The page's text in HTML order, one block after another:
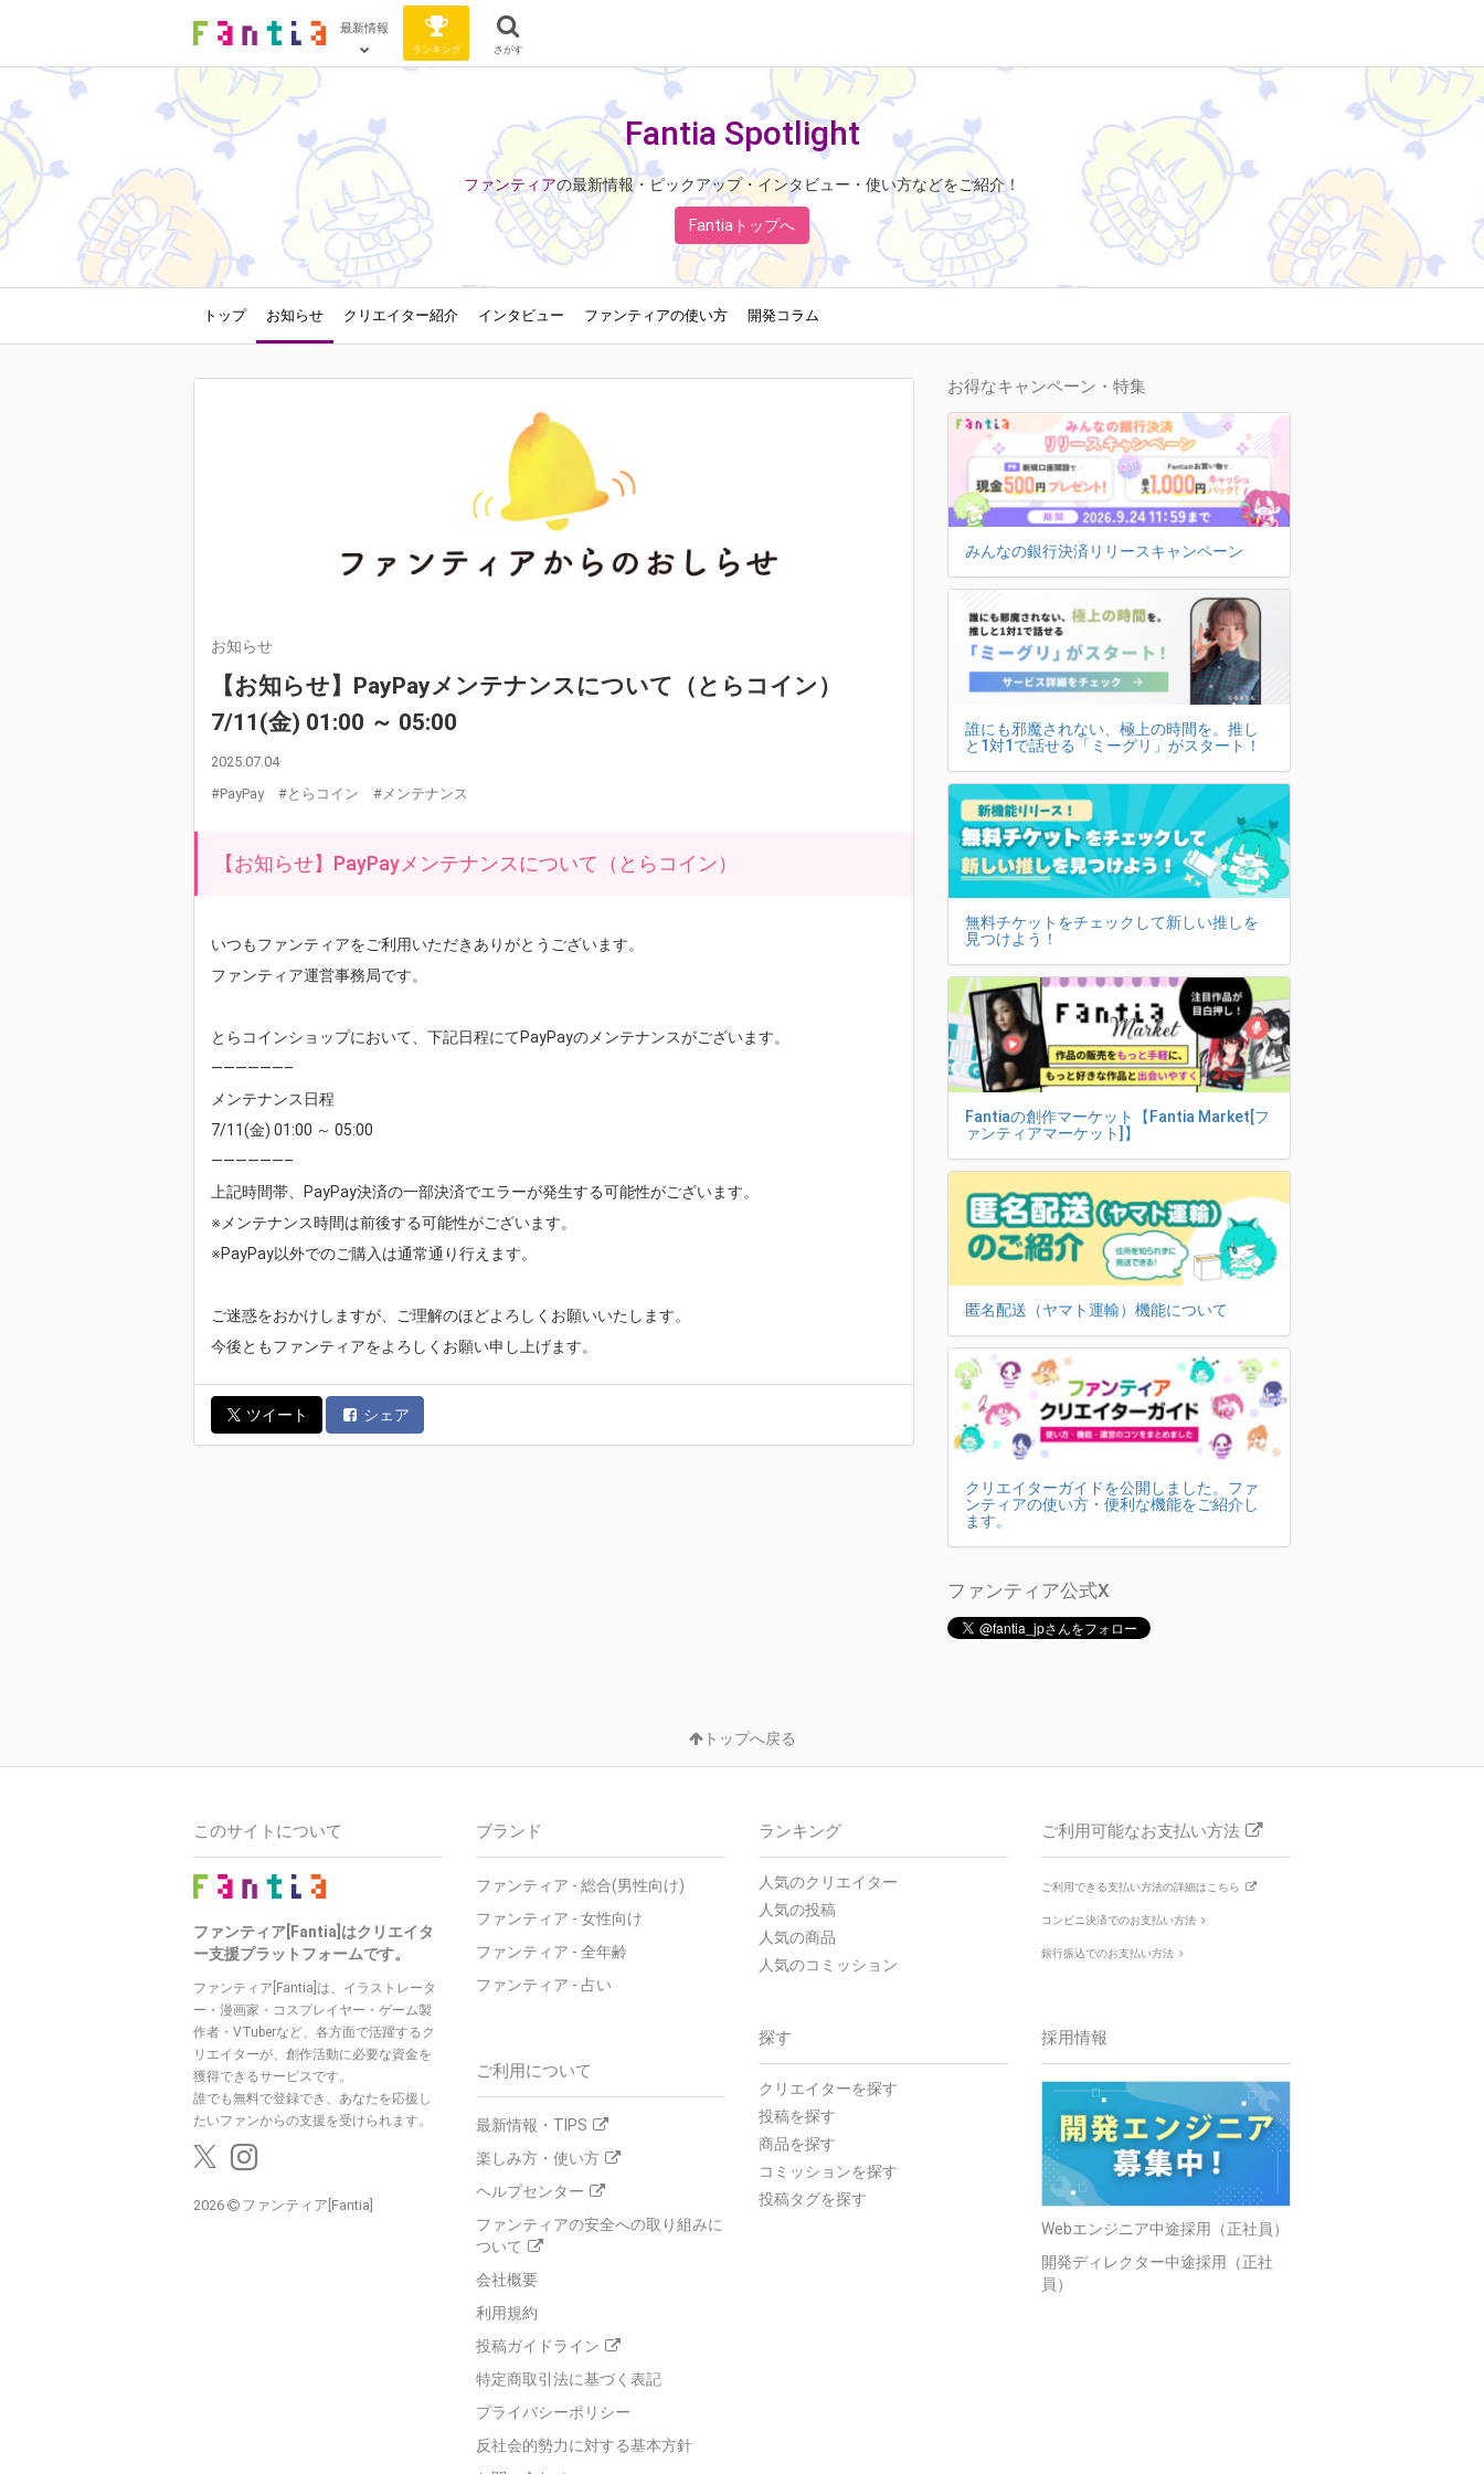
最新情報
ランキング さがす
Fantia Spotlight
ファンティアの最新情報・ピックアップ・インタビュー・使い方などをご紹介！
Fantiaトップへ
トップ お知らせ クリエイター紹介 インタビュー ファンティアの使い方 開発コラム
お知らせ
【お知らせ】PayPayメンテナンスについて（とらコイン）
7/11(金) 01:00 ～ 05:00
2025.07.04
#PayPay
#とらコイン #メンテナンス
【お知らせ】PayPayメンテナンスについて（とらコイン）
いつもファンティアをご利用いただきありがとうございます。
ファンティア運営事務局です。
とらコインショップにおいて、下記日程にてPayPayのメンテナンスがございます。
——————–
メンテナンス日程
7/11(金) 01:00 ～ 05:00
——————–
上記時間帯、PayPay決済の一部決済でエラーが発生する可能性がございます。
※メンテナンス時間は前後する可能性がございます。
※PayPay以外でのご購入は通常通り行えます。
ご迷惑をおかけしますが、ご理解のほどよろしくお願いいたします。
今後ともファンティアをよろしくお願い申し上げます。
ツイート シェア
お得なキャンペーン・特集
みんなの銀行決済リリースキャンペーン
誰にも邪魔されない、極上の時間を。推し
と1対1で話せる「ミーグリ」がスタート！
無料チケットをチェックして新しい推しを
見つけよう！
Fantiaの創作マーケット【Fantia Market[フ
ァンティアマーケット]】
匿名配送（ヤマト運輸）機能について
クリエイターガイドを公開しました。ファ
ンティアの使い方・便利な機能をご紹介し
ます。
ファンティア公式X
トップへ戻る
ブランド
ファンティア - 総合(男性向け)
ファンティア - 女性向け
ファンティア - 全年齢
ファンティア - 占い
ご利用について
最新情報・TIPS
楽しみ方・使い方
ヘルプセンター
ファンティアの安全への取り組みに
ついて
会社概要
利用規約
投稿ガイドライン
特定商取引法に基づく表記
プライバシーポリシー
反社会的勢力に対する基本方針
ランキング
人気のクリエイター
人気の投稿
人気の商品
人気のコミッション
探す
クリエイターを探す
投稿を探す
商品を探す
コミッションを探す
投稿タグを探す
ご利用可能なお支払い方法
ご利用できる支払い方法の詳細はこちら
コンビニ決済でのお支払い方法
銀行振込でのお支払い方法
採用情報
Webエンジニア中途採用（正社員）
開発ディレクター中途採用（正社
員）
このサイトについて
ファンティア[Fantia]はクリエイタ
ー支援プラットフォームです。
ファンティア[Fantia]は、イラストレータ
ー・漫画家・コスプレイヤー・ゲーム製
作者・VTuberなど、各方面で活躍するク
リエイターが、創作活動に必要な資金を
獲得できるサービスです。
誰でも無料で登録でき、あなたを応援し
たいファンからの支援を受けられます。
2026 ファンティア[Fantia]